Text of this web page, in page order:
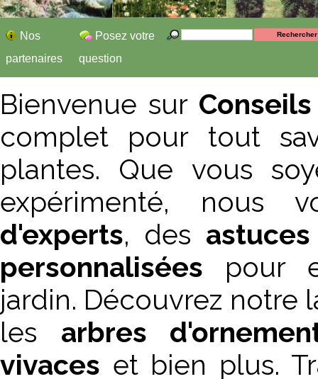
Nos
partenaires
Posez votre
question
Bienvenue sur
complet pour tout
plantes. Que vous
expérimenté, nous
d'experts, des
personnalisées pour
jardin. Découvrez notre
les arbres
vivaces et bien plus.